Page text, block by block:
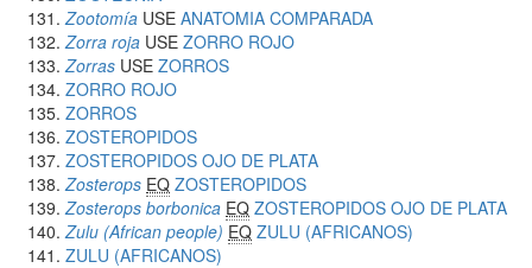
Zootomía USE ANATOMIA COMPARADA
Zorra roja USE ZORRO ROJO
Zorras USE ZORROS
ZORRO ROJO
ZORROS
ZOSTEROPIDOS
ZOSTEROPIDOS OJO DE PLATA
Zosterops EQ ZOSTEROPIDOS
Zosterops borbonica EQ ZOSTEROPIDOS OJO DE PLATA
Zulu (African people) EQ ZULU (AFRICANOS)
ZULU (AFRICANOS)